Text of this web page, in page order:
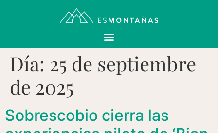
Día: 25 de septiembre
de 2025
Sobrescobio cierra las